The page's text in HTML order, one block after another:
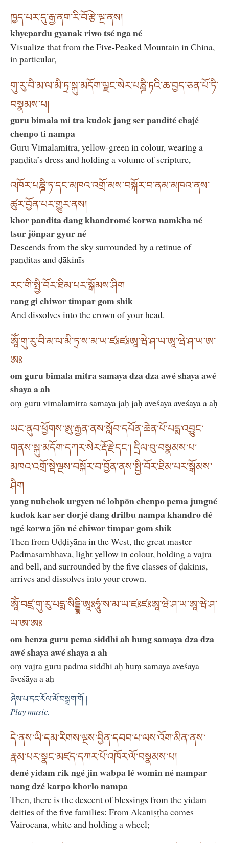
ཁྱད་པར་དུ་རྒྱ་ནག་རི་བོ་རྩེ་ལྔ་ནས།
khyepardu gyanak riwo tsé nga né
Visualize that from the Five-Peaked Mountain in China,
in particular,
གུ་རུ་བི་མ་ལ་མི་ཏྲ་སྐུ་མདོག་ལྗང་སེར་པཎྜི་ཏའི་ཆ་བྱད་ཅན་པོ་ཏི་
བསྣམས་པ།
guru bimala mi tra kudok jang ser pandité chajé
chenpo ti nampa
Guru Vimalamitra, yellow-green in colour, wearing a
paṇḍita’s dress and holding a volume of scripture,
འཁོར་པཎྜི་ཏ་དང་མཁའ་འགྲོ་མས་བསྐོར་བ་ནམ་མཁའ་ནས་
ཚུར་བྱོན་པར་གྱུར་ནས།
khor pandita dang khandromé korwa namkha né
tsur jönpar gyur né
Descends from the sky surrounded by a retinue of
paṇḍitas and ḍākinīs
རང་གི་སྤྱི་བོར་ཐིམ་པར་སྒོམས་ཤིག
rang gi chiwor timpar gom shik
And dissolves into the crown of your head.
ཨཱོཾ་གུ་རུ་བི་མ་ལ་མི་ཏྲ་ས་མ་ཡ་ཛཿཛཿཨཱ་ཝེ་ཤ་ཡ་ཨཱ་ཝེ་ཤ་ཡ་ཨ་
ཨཿ
om guru bimala mitra samaya dza dza awé shaya awé
shaya a ah
oṃ guru vimalamitra samaya jaḥ jaḥ āveśāya āveśāya a aḥ
ཡང་ནུབ་ཕྱོགས་ཨུ་རྒྱན་ནས་སློབ་དཔོན་ཆེན་པོ་པདྨ་འབྱུང་
གནས་སྐུ་མདོག་དཀར་སེར་རྡོ་རྗེ་དང༌། དྲིལ་བུ་བསྣམས་པ་
མཁའ་འགྲོ་སྡེ་ལྔས་བསྐོར་བ་བྱོན་ནས་སྤྱི་བོར་ཐིམ་པར་སྒོམས་
ཤིག
yang nubchok urgyen né lobpön chenpo pema jungné
kudok kar ser dorjé dang drilbu nampa khandro dé
ngé korwa jön né chiwor timpar gom shik
Then from Uḍḍiyāna in the West, the great master
Padmasambhava, light yellow in colour, holding a vajra
and bell, and surrounded by the five classes of ḍākinīs,
arrives and dissolves into your crown.
ཨཱོཾ་བཛྲ་གུ་རུ་པདྨ་སིདྡྷི་ཨཱཿཧཱུཾ་ས་མ་ཡ་ཛཿཛཿཨཱ་ཝེ་ཤ་ཡ་ཨཱ་ཝེ་ཤ་
ཡ་ཨ་ཨཿ
om benza guru pema siddhi ah hung samaya dza dza
awé shaya awé shaya a ah
oṃ vajra guru padma siddhi āḥ hūṃ samaya āveśāya
āveśāya a aḥ
ཞེས་པ་དང་རོལ་མོ་བསྒྲག་གོ །
Play music.
དེ་ནས་ཡི་དམ་རིགས་ལྔས་བྱིན་དབབ་པ་ལས་འོག་མིན་ནས་
རྣམ་པར་སྣང་མཛད་དཀར་པོ་འཁོར་ལོ་བསྣམས་པ།
dené yidam rik ngé jin wabpa lé womin né nampar
nang dzé karpo khorlo nampa
Then, there is the descent of blessings from the yidam
deities of the five families: From Akaniṣṭha comes
Vairocana, white and holding a wheel;